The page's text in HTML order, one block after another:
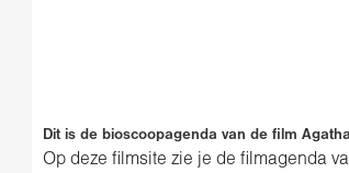
Dit is de bioscoopagenda van de film
Op deze filmsite zie je de filmagenda